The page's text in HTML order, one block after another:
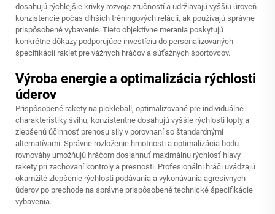
dosahujú rýchlejšie krivky rozvoja zručností a udržiavajú vyššiu úroveň
konzistencie počas dlhších tréningových relácií, ak používajú správne
prispôsobené vybavenie. Tieto objektívne merania poskytujú
konkrétne dôkazy podporujúce investíciu do personalizovaných
špecifikácií rakiet pre vážnych hráčov a súťažných športovcov.
Výroba energie a optimalizácia rýchlosti
úderov
Prispôsobené rakety na pickleball, optimalizované pre individuálne
charakteristiky švihu, konzistentne dosahujú vyššie rýchlosti lopty a
zlepšenú účinnosť prenosu sily v porovnaní so štandardnými
alternatívami. Správne rozloženie hmotnosti a optimalizácia bodu
rovnováhy umožňujú hráčom dosiahnuť maximálnu rýchlosť hlavy
rakety pri zachovaní kontroly a presnosti. Profesionálni hráči uvádzajú
okamžité zlepšenie rýchlosti podávania a vykonávania agresívnych
úderov po prechode na správne prispôsobené technické špecifikácie
vybavenia.